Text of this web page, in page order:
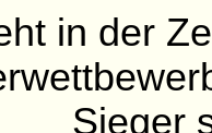
in der
Sieger